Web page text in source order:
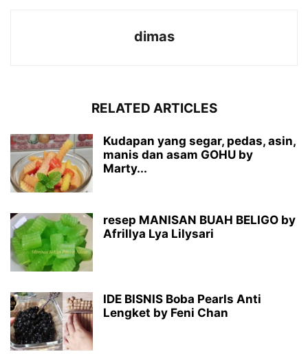
dimas
RELATED ARTICLES
Kudapan yang segar, pedas, asin,
manis dan asam GOHU by
Marty...
resep MANISAN BUAH BELIGO by
Afrillya Lya Lilysari
IDE BISNIS Boba Pearls Anti
Lengket by Feni Chan